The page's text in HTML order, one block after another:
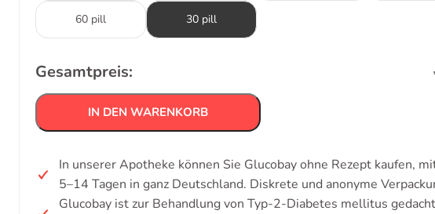
60 pill 30 pill
Gesamtpreis:
IN DEN WARENKORB
In unserer Apotheke können Sie Glucobay ohne Rezept kaufen,
5–14 Tagen in ganz Deutschland. Diskrete und anonyme
Glucobay ist zur Behandlung von Typ-2-Diabetes mellitus